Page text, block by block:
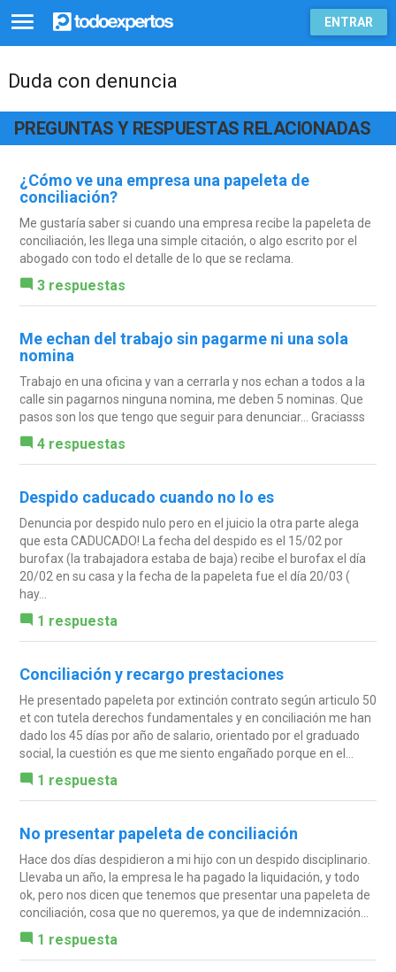
ENTRAR
Duda con denuncia
PREGUNTAS Y RESPUESTAS RELACIONADAS
¿Cómo ve una empresa una papeleta de
conciliación?
Me gustaría saber si cuando una empresa recibe la papeleta de
conciliación, les llega una simple citación, o algo escrito por el
abogado con todo el detalle de lo que se reclama.
3 respuestas
Me echan del trabajo sin pagarme ni una sola
nomina
Trabajo en una oficina y van a cerrarla y nos echan a todos a la
calle sin pagarnos ninguna nomina, me deben 5 nominas. Que
pasos son los que tengo que seguir para denunciar... Graciasss
4 respuestas
Despido caducado cuando no lo es
Denuncia por despido nulo pero en el juicio la otra parte alega
que esta CADUCADO! La fecha del despido es el 15/02 por
burofax (la trabajadora estaba de baja) recibe el burofax el día
20/02 en su casa y la fecha de la papeleta fue el día 20/03 (
hay...
1 respuesta
Conciliación y recargo prestaciones
He presentado papeleta por extinción contrato según articulo 50
et con tutela derechos fundamentales y en conciliación me han
dado los 45 días por año de salario, orientado por el graduado
social, la cuestión es que me siento engañado porque en el...
1 respuesta
No presentar papeleta de conciliación
Hace dos días despidieron a mi hijo con un despido disciplinario.
Llevaba un año, la empresa le ha pagado la liquidación, y todo
ok, pero nos dicen que tenemos que presentar una papeleta de
conciliación, cosa que no queremos, ya que de indemnización...
1 respuesta